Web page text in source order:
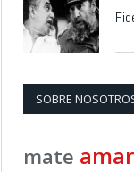
SOBRE
mate